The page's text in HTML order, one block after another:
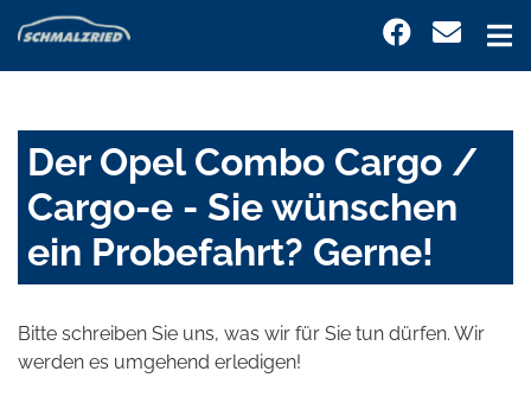
Der Opel Combo Cargo /
Cargo-e - Sie wünschen
ein Probefahrt? Gerne!
Bitte schreiben Sie uns, was wir für Sie tun dürfen. Wir
werden es umgehend erledigen!